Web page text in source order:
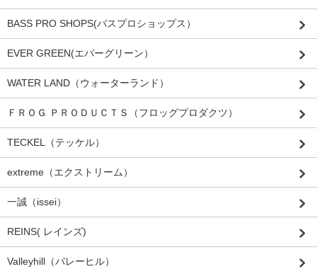
BASS PRO SHOPS(バスプロショップス）
EVER GREEN(エバーグリーン）
WATER LAND（ウォーターランド）
ＦＲＯＧ ＰＲＯＤＵＣＴＳ（フロッグプロダクツ）
TECKEL（テッケル）
extreme（エクストリーム）
一誠（issei）
REINS( レインズ)
Valleyhill（バレーヒル）